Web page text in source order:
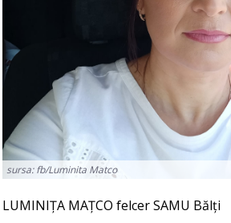
sursa: fb/Luminita Matco
LUMINIȚA MAȚCO felcer SAMU Bălți